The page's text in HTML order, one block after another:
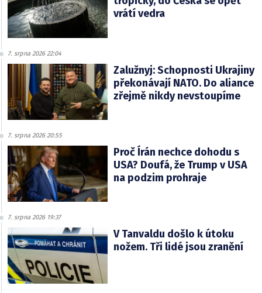
vrátí vedra
7. srpna 2026 22:04
Zalužnyj: Schopnosti Ukrajiny
překonávají NATO. Do aliance
zřejmě nikdy nevstoupíme
7. srpna 2026 20:55
Proč Írán nechce dohodu s
USA? Doufá, že Trump v USA
na podzim prohraje
7. srpna 2026 19:37
V Tanvaldu došlo k útoku
nožem. Tři lidé jsou zranění